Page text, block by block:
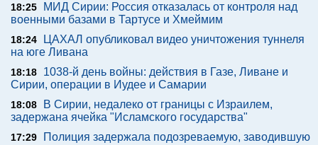
18:25
МИД Сирии: Россия отказалась от контроля над
военными базами в Тартусе и Хмеймим
18:24
ЦАХАЛ опубликовал видео уничтожения туннеля
на юге Ливана
18:18
1038-й день войны: действия в Газе, Ливане и
Сирии, операции в Иудее и Самарии
18:08
В Сирии, недалеко от границы с Израилем,
задержана ячейка "Исламского государства"
17:29
Полиция задержала подозреваемую, заводившую